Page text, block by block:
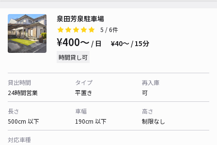
泉田芳泉駐車場
5 / 6件
¥400〜 / 日 ¥40〜 / 15分
時間貸し可
貸出時間
24時間営業
タイプ
平置き
再入庫
可
長さ
500cm 以下
車幅
190cm 以下
高さ
制限なし
対応車種